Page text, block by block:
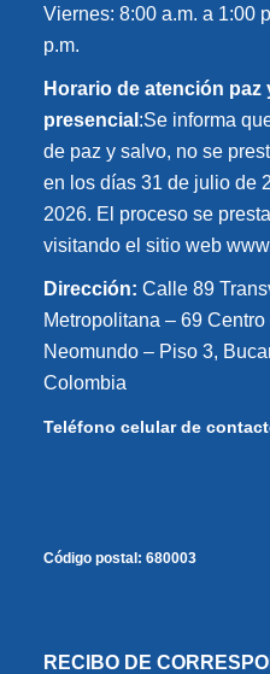
Viernes: 8:00 a.m. a 1:00
p.m.
Horario de atención
presencial :Se informa
de paz y salvo, no se
en los días 31 de julio de
2026. El proceso se
visitando el sitio web
Dirección: Calle 89
Metropolitana – 69
Neomundo – Piso 3,
Colombia
Teléfono celular de
Código postal: 680003
RECIBO DE